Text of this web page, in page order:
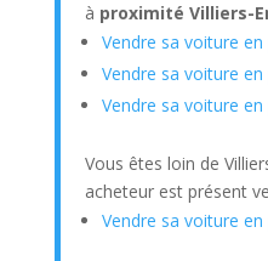
à proximité Villiers-
Vendre sa voiture
Vendre sa voiture
Vendre sa voiture
Vous êtes loin de
acheteur est présent
Vendre sa voiture